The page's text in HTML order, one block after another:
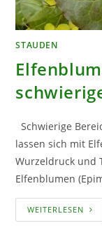
STAUDEN
Schwierige
lassen sich mit
Wurzeldruck und
Elfenblumen
WEITERLESEN
–